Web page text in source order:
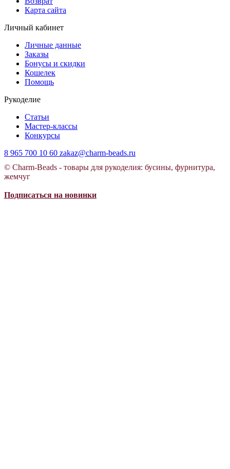
Карта сайта
Личный кабинет
Личные данные
Заказы
Бонусы и скидки
Кошелек
Помощь
Рукоделие
Статьи
Мастер-классы
Конкурсы
8 965 700 10 60 zakaz@charm-beads.ru
© Charm-Beads - товары для рукоделия: бусины, фурнитура,
жемчуг
Подписаться на новинки